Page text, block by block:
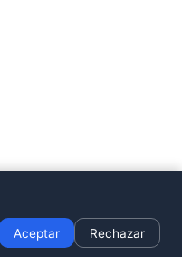
Aceptar Rechazar